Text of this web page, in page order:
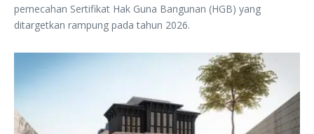
‎pemecahan Sertifikat Hak Guna Bangunan (HGB) yang
ditargetkan rampung pada tahun ‎2026.